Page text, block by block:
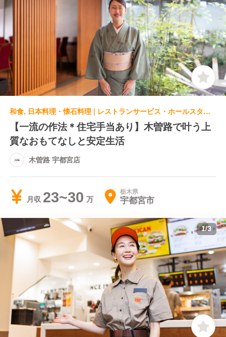
和食, 日本料理・懐石料理 | レストランサービス・ホールスタッフ | 木曽路 宇都宮店
【一流の作法＊住宅手当あり】木曽路で叶う上
質なおもてなしと安定生活
木曽路 宇都宮店
月収 23~30 栃木県
宇都宮市
1/3